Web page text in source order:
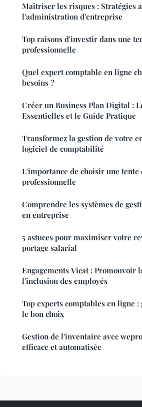
Maîtriser les risques : Stratégies
l'administration d'entreprise
Top raisons d'investir dans une
professionnelle
Quel expert comptable en ligne
besoins ?
Créer un Business Plan Digital :
Essentielles et le Guide Pratique
Transformez la gestion de votre
logiciel de comptabilité
L'importance de choisir une tente
professionnelle
Comprendre les systèmes de
en entreprise
5 astuces pour maximiser votre
portage salarial
Engagements Vicat : Promouvoir
l'inclusion des employés
Top experts comptables en ligne
le bon choix
Gestion de l'inventaire avec
efficace et automatisée